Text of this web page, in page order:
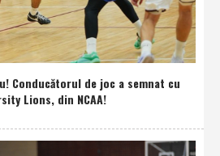
Conducătorul de joc a semnat cu
Lions, din NCAA!